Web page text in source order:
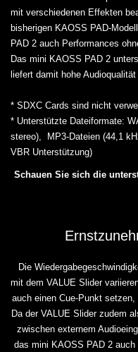
mit verschiedenen Effekten
bisherigen KAOSS PAD-
PAD 2 auch Performances
Das mini KAOSS PAD 2
liefert damit hohe
* SDXC Cards sind nicht
* Unterstützte Dateiformate:
stereo), MP3-Dateien (44,1
VBR Unterstützung)
Schauen Sie sich die
Die
mit dem VALUE Slider
auch einen Cue-Punkt
Da der VALUE Slider zudem
zwischen externem
das mini KAOSS PAD 2